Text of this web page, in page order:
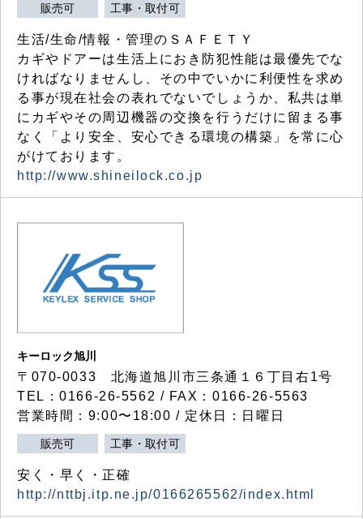
販売可 工事・取付可
生活/生命/情報・管理のＳＡＦＥＴＹ
カギやドアーは生活上におき防犯性能は最優先でな
ければなりませんし、その中でいかに利便性を求め
る事が現在社会の表れでないでしょうか、私共は単
にカギやその周辺機器の交換を行うだけに留まる事
なく「より安全、安心できる環境の構築」を常に心
がけております。
http://www.shineilock.co.jp
キーロック旭川
〒070-0033 北海道旭川市三条通１６丁目右1号
TEL：0166-26-5562 / FAX：0166-26-5563
営業時間：9:00〜18:00 / 定休日：日曜日
販売可 工事・取付可
安く・早く・正確
http://nttbj.itp.ne.jp/0166265562/index.html